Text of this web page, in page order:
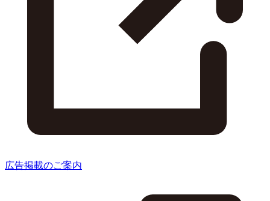
広告掲載のご案内